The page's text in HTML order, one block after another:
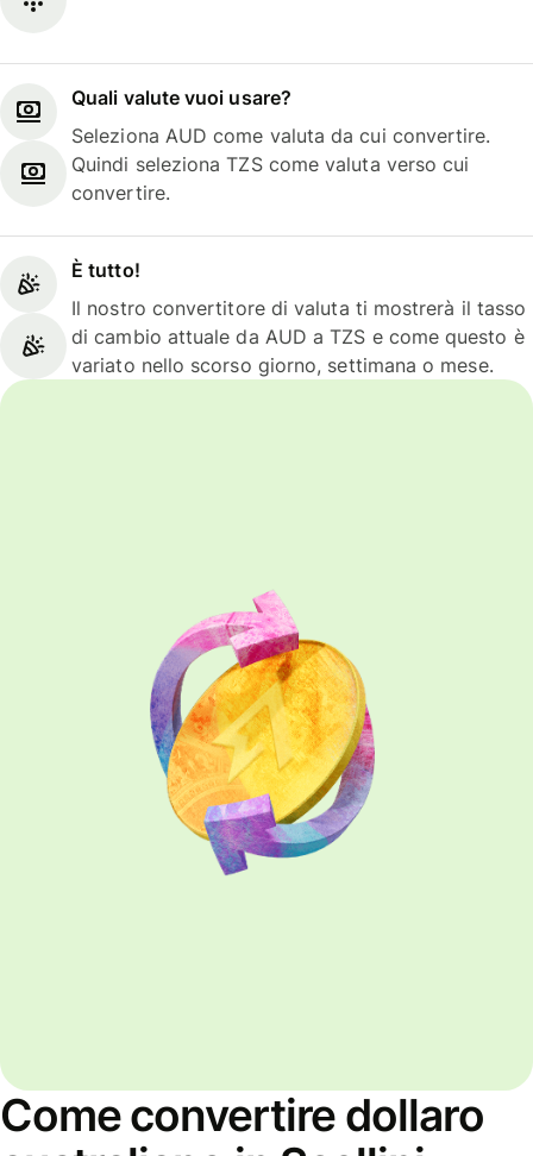
Quali valute vuoi usare?
Seleziona AUD come valuta da cui convertire.
Quindi seleziona TZS come valuta verso cui
convertire.
È tutto!
Il nostro convertitore di valuta ti mostrerà il tasso
di cambio attuale da AUD a TZS e come questo è
variato nello scorso giorno, settimana o mese.
Come convertire dollaro